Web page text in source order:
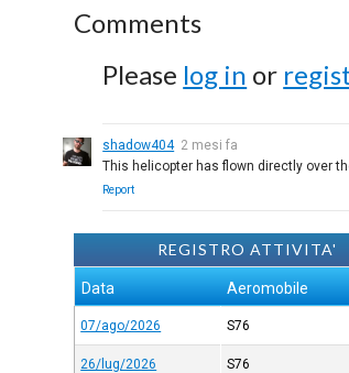
Comments
Please log in or
shadow404 2 mesi fa
This helicopter has flown directly over
Report
REGISTRO ATTIVITA'
Data Aeromobile
07/ago/2026 S76
26/lug/2026 S76